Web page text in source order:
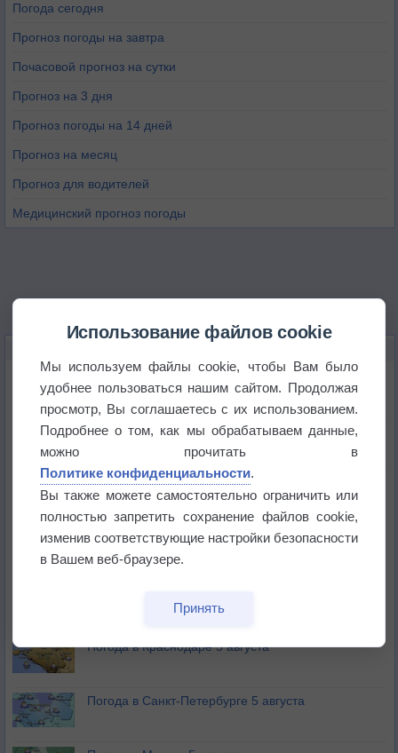
Погода сегодня
Прогноз погоды на завтра
Почасовой прогноз на сутки
Прогноз на 3 дня
Прогноз погоды на 14 дней
Прогноз на месяц
Прогноз для водителей
Медицинский прогноз погоды
Дневная температура воздуха в ОАЭ превысила
+51°
Европейские столицы бьют рекорды жары
Впервые за 155 лет в Лондоне в течение месяца
не выпадал дождь
Лето продолжит щедро раздавать своё тепло!
Погода в Краснодаре 5 августа
Погода в Санкт-Петербурге 5 августа
Использование файлов cookie
Мы используем файлы cookie, чтобы Вам было
удобнее пользоваться нашим сайтом. Продолжая
просмотр, Вы соглашаетесь с их использованием.
Подробнее о том, как мы обрабатываем данные,
можно прочитать в
Политике конфиденциальности.
Вы также можете самостоятельно ограничить или
полностью запретить сохранение файлов cookie,
изменив соответствующие настройки безопасности
в Вашем веб-браузере.
Принять